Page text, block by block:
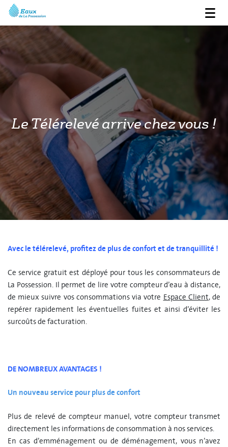
Le Télérelevé arrive chez vous !
Avec le télérelevé, profitez de plus de confort et de tranquillité !
Ce service gratuit est déployé pour tous les consommateurs de
La Possession. Il permet de lire votre compteur d’eau à distance,
de mieux suivre vos consommations via votre Espace Client, de
repérer rapidement les éventuelles fuites et ainsi d’éviter les
surcoûts de facturation.
DE NOMBREUX AVANTAGES !
Un nouveau service pour plus de confort
Plus de relevé de compteur manuel, votre compteur transmet
directement les informations de consommation à nos services.
En cas d’emménagement ou de déménagement, vous n’avez